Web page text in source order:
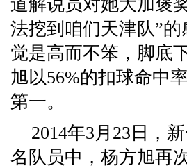
道解说员对她大加褒
法挖到咱们天津队”
觉是高而不笨，脚底
旭以56%的扣球命中
第一。
2014年3月23日，
名队员中，杨方旭再